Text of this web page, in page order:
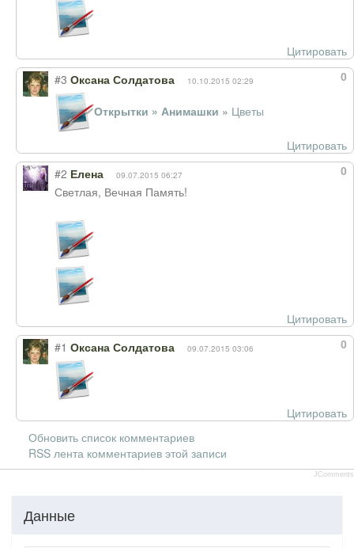
Цитировать
0
#3 Оксана Солдатова 10.10.2015 02:29
Открытки » Анимашки » Цветы
Цитировать
0
#2 Елена 09.07.2015 06:27
Светлая, Вечная Память!
Цитировать
0
#1 Оксана Солдатова 09.07.2015 03:06
Цитировать
Обновить список комментариев
RSS лента комментариев этой записи
JComments
Данные